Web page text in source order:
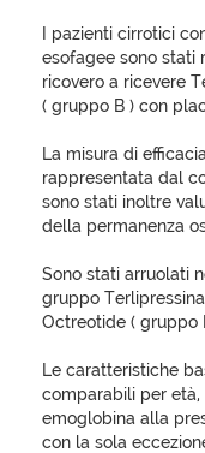
I pazienti cirrotici
esofagee sono stati
ricovero a ricevere
( gruppo B ) con
La misura di
rappresentata dal
sono stati inoltre
della permanenza
Sono stati arruolati
gruppo
Octreotide ( gruppo
Le caratteristiche
comparabili per età,
emoglobina alla
con la sola